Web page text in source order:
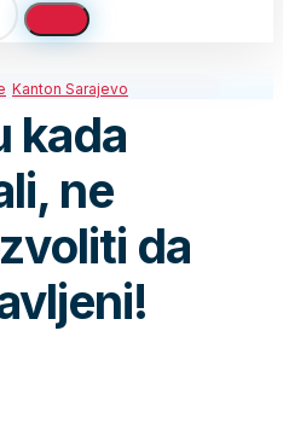
Kanton Sarajevo
kada
ne
da